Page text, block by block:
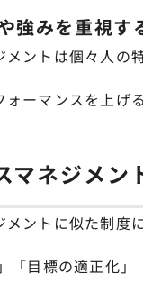
強みを重視す
ントは個々人の
ーマンスを上げ
マネジメン
ントに似た制度
「目標の適正化